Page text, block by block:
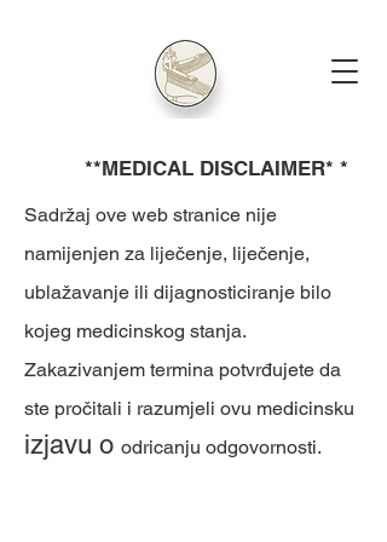
**MEDICAL DISCLAIMER* *
Sadržaj ove web stranice nije
namijenjen za liječenje, liječenje,
ublažavanje ili dijagnosticiranje bilo
kojeg medicinskog stanja.
Zakazivanjem termina potvrđujete da
ste pročitali i razumjeli ovu medicinsku
izjavu o odricanju odgovornosti.